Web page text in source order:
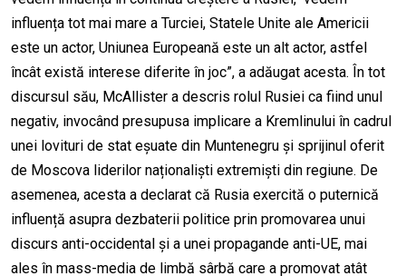
influența tot mai mare a Turciei, Statele Unite ale Americii
este un actor, Uniunea Europeană este un alt actor, astfel
încât există interese diferite în joc”, a adăugat acesta. În tot
discursul său, McAllister a descris rolul Rusiei ca fiind unul
negativ, invocând presupusa implicare a Kremlinului în cadrul
unei lovituri de stat eșuate din Muntenegru și sprijinul oferit
de Moscova liderilor naționaliști extremiști din regiune. De
asemenea, acesta a declarat că Rusia exercită o puternică
influență asupra dezbaterii politice prin promovarea unui
discurs anti-occidental și a unei propagande anti-UE, mai
ales în mass-media de limbă sârbă care a promovat atât